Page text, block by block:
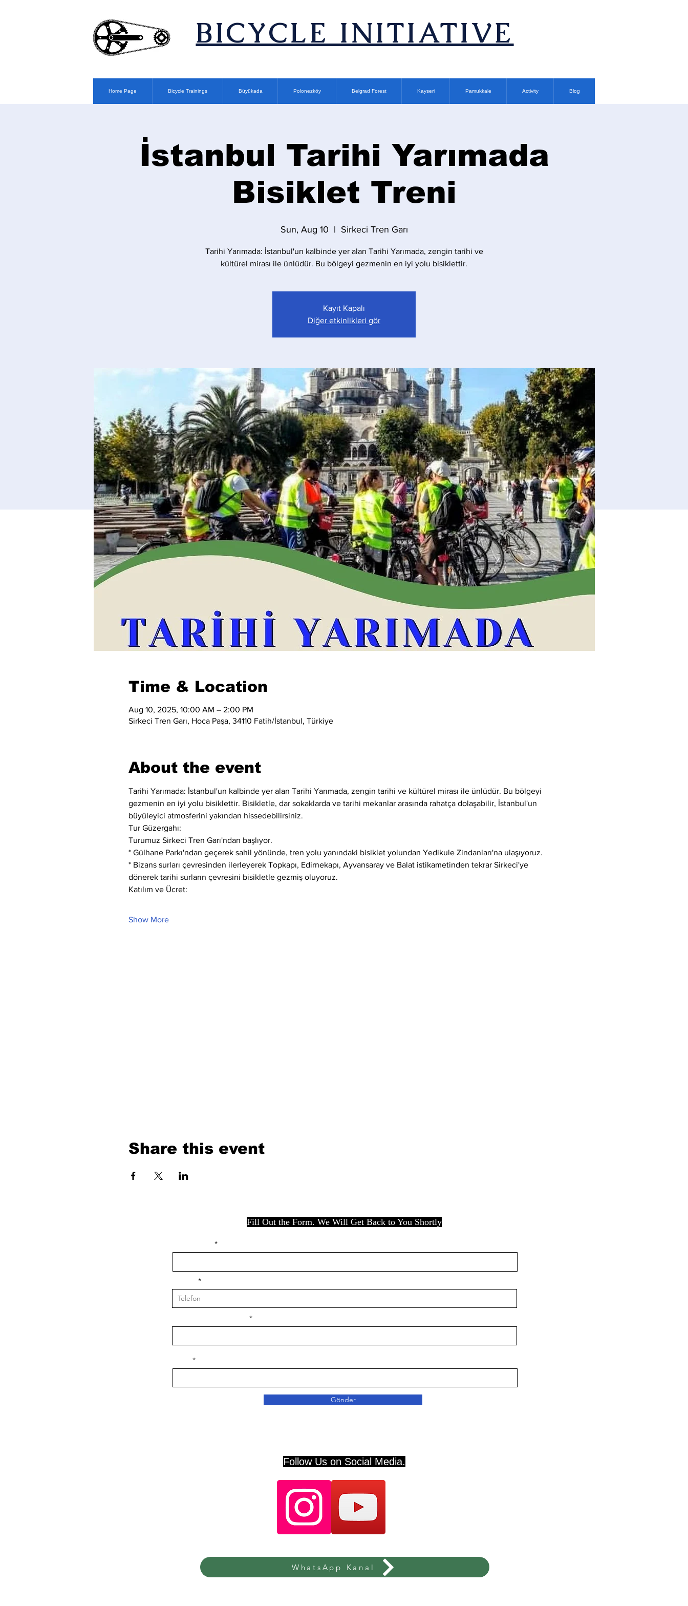
​BICYCLE INITIATIVE
Home Page Bicycle Trainings Büyükada Polonezköy Belgrad Forest Kayseri Pamukkale Activity Blog
İstanbul Tarihi Yarımada
Bisiklet Treni
Sun, Aug 10
  |
Sirkeci Tren Garı
Tarihi Yarımada: İstanbul'un kalbinde yer alan Tarihi Yarımada, zengin tarihi ve
kültürel mirası ile ünlüdür. Bu bölgeyi gezmenin en iyi yolu bisiklettir.
Kayıt Kapalı
Diğer etkinlikleri gör
Time & Location
Aug 10, 2025, 10:00 AM – 2:00 PM
Sirkeci Tren Garı, Hoca Paşa, 34110 Fatih/İstanbul, Türkiye
About the event
Tarihi Yarımada: İstanbul'un kalbinde yer alan Tarihi Yarımada, zengin tarihi ve kültürel mirası ile ünlüdür. Bu bölgeyi
gezmenin en iyi yolu bisiklettir. Bisikletle, dar sokaklarda ve tarihi mekanlar arasında rahatça dolaşabilir, İstanbul'un
büyüleyici atmosferini yakından hissedebilirsiniz.
Tur Güzergahı:
Turumuz Sirkeci Tren Garı'ndan başlıyor.
* Gülhane Parkı'ndan geçerek sahil yönünde, tren yolu yanındaki bisiklet yolundan Yedikule Zindanları'na ulaşıyoruz.
* Bizans surları çevresinden ilerleyerek Topkapı, Edirnekapı, Ayvansaray ve Balat istikametinden tekrar Sirkeci'ye
dönerek tarihi surların çevresini bisikletle gezmiş oluyoruz.
Katılım ve Ücret:
Show More
Share this event
Fill Out the Form. We Will Get Back to You Shortly
Gönder
Follow Us on Social Media.
WhatsApp Kanal